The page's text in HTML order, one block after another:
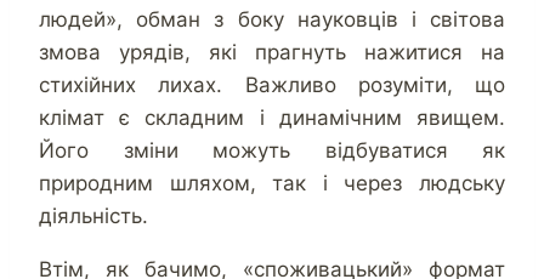
людей», обман з боку науковців і світова
змова урядів, які прагнуть нажитися на
стихійних лихах. Важливо розуміти, що
клімат є складним і динамічним явищем.
Його зміни можуть відбуватися як
природним шляхом, так і через людську
діяльність.
Втім, як бачимо, «споживацький» формат